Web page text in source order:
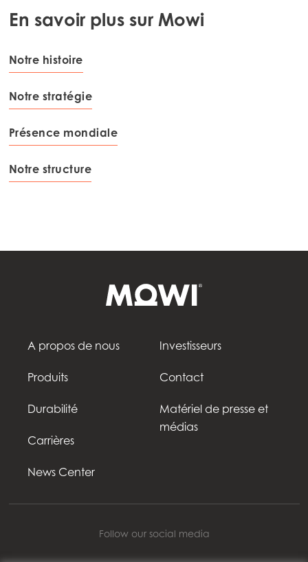
Mowi Poland
Mowi Scotland
Mowi Turkey
Americas
En savoir plus sur Mowi
Notre histoire
Notre stratégie
Présence mondiale
Notre structure
A propos de nous
Produits
Durabilité
Carrières
News Center
Investisseurs
Contact
Matériel de presse et
médias
Follow our social media